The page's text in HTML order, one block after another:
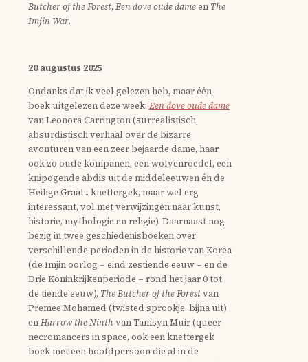
Butcher of the Forest, Een dove oude dameen The
Imjin War.
20 augustus 2025
Ondanks dat ik veel gelezen heb, maar één
boek uitgelezen deze week: Een dove oude dame
van Leonora Carrington (surrealistisch,
absurdistisch verhaal over de bizarre
avonturen van een zeer bejaarde dame, haar
ook zo oude kompanen, een wolvenroedel, een
knipogende abdis uit de middeleeuwen én de
Heilige Graal... knettergek, maar wel erg
interessant, vol met verwijzingen naar kunst,
historie, mythologie en religie). Daarnaast nog
bezig in twee geschiedenisboeken over
verschillende perioden in de historie van Korea
(de Imjin oorlog – eind zestiende eeuw – en de
Drie Koninkrijkenperiode – rond het jaar 0 tot
de tiende eeuw), The Butcher of the Forestvan
Premee Mohamed (twisted sprookje, bijna uit)
enHarrow the Ninthvan Tamsyn Muir (queer
necromancers in space, ook een knettergek
boek met een hoofdpersoon die al in de